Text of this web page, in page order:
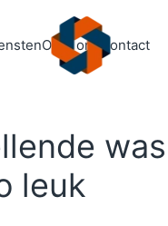
Over onsContact
leuk